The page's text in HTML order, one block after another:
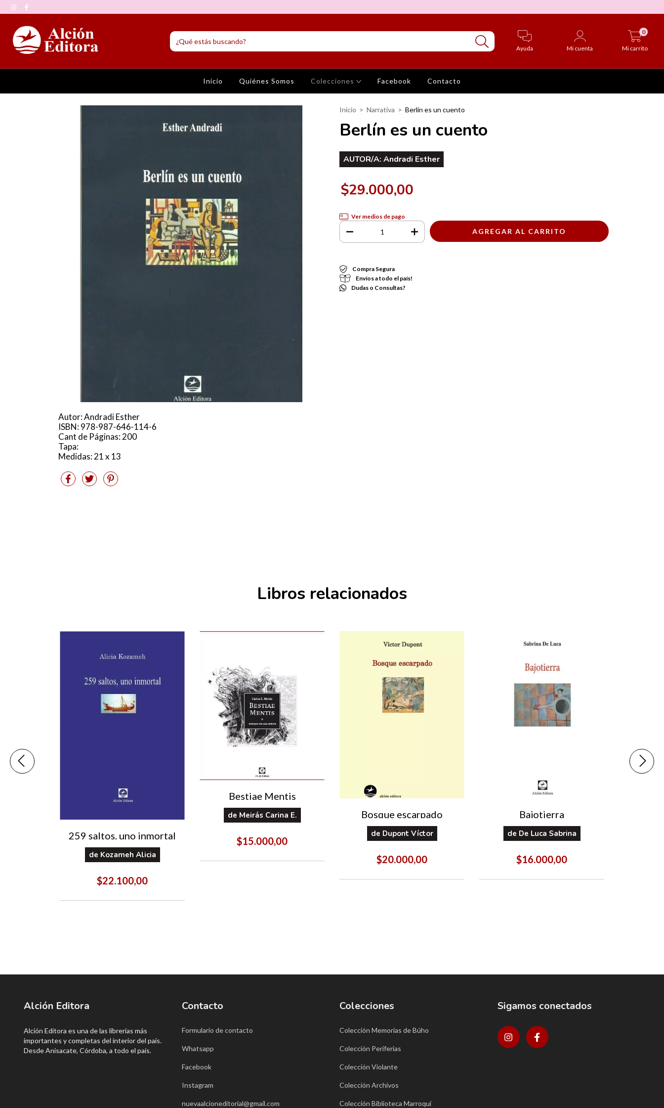
Ayuda Mi cuenta Mi carrito
0
Inicio Quiénes Somos Colecciones Facebook Contacto
Autor: Andradi Esther
ISBN: 978-987-646-114-6
Cant de Páginas: 200
Tapa:
Medidas: 21 x 13
Inicio > Narrativa > Berlín es un cuento
Berlín es un cuento
AUTOR/A: Andradi Esther
$29.000,00
Ver medios de pago
Compra Segura
Envíos a todo el país!
Dudas o Consultas?
Libros relacionados
259 saltos, uno inmortal
de Kozameh Alicia
$22.100,00
Bestiae Mentis
de Meirás Carina E.
$15.000,00
Bosque escarpado
de Dupont Víctor
$20.000,00
Bajotierra
de De Luca Sabrina
$16.000,00
Alción Editora
Alción Editora es una de las librerías más
importantes y completas del interior del país.
Desde Anisacate, Córdoba, a todo el país.
Contacto
Formulario de contacto
Whatsapp
Facebook
Instagram
nuevaalcioneditorial@gmail.com
Colecciones
Colección Memorias de Búho
Colección Periferias
Colección Violante
Colección Archivos
Colección Biblioteca Marroquí
Sigamos conectados